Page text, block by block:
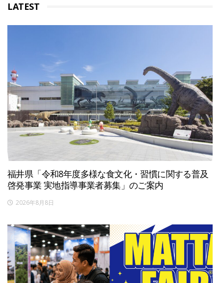
LATEST
福井県「令和8年度多様な食文化・習慣に関する普及
啓発事業 実地指導事業者募集」のご案内
2026年8月8日